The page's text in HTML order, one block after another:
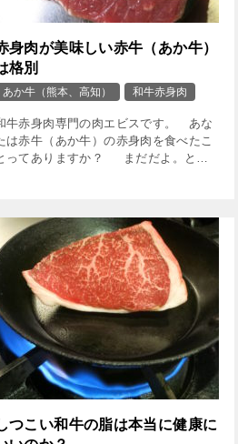
身肉が美味しい赤牛（あか牛）
格別
あか牛（熊本、高知） 和牛赤身肉
牛赤身肉専門の肉エビスです。 あな
は赤牛（あか牛）の赤身肉を食べたこ
ってありますか？ まだだよ。とい
つこい和牛の脂は本当に健康に